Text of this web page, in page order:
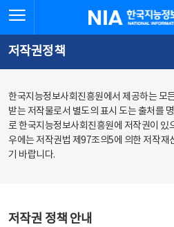
문
로
가
체
뉴
바
가
한국지능정보사회진
저작권정책
한국지능정보사회진흥원에서 제공하는 모
받는 저작물로서 별도의 표시 도는 출처를
로 한국지능정보사회진흥원에 저작권이 있
우에는 저작권법 제97조의5에 의한 저작재
기 바랍니다.
저작권 정책 안내